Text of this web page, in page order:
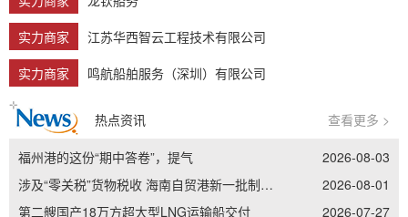
实力商家
江苏华西智云工程技术有限公司
实力商家
鸣航船舶服务（深圳）有限公司
热点资讯 查看更多 >
福州港的这份“期中答卷”，提气
2026-08-03
涉及“零关税”货物税收 海南自贸港新一批制度集成创新案例发布
2026-08-01
第二艘国产18万方超大型LNG运输船交付
2026-07-27